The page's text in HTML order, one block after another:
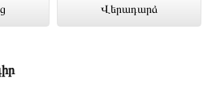
Վերադարձ
գնով 719 000 դրամ